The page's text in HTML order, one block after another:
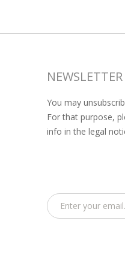
NEWSLETTER
You may
For that purpose,
info in the legal